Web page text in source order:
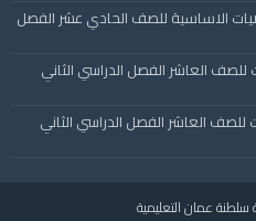
الاساسية للصف الحادي عشر الفصل
للصف العاشر الفصل الدراسي الثاني
للصف العاشر الفصل الدراسي الثاني
سلطنة عمان التعليمية